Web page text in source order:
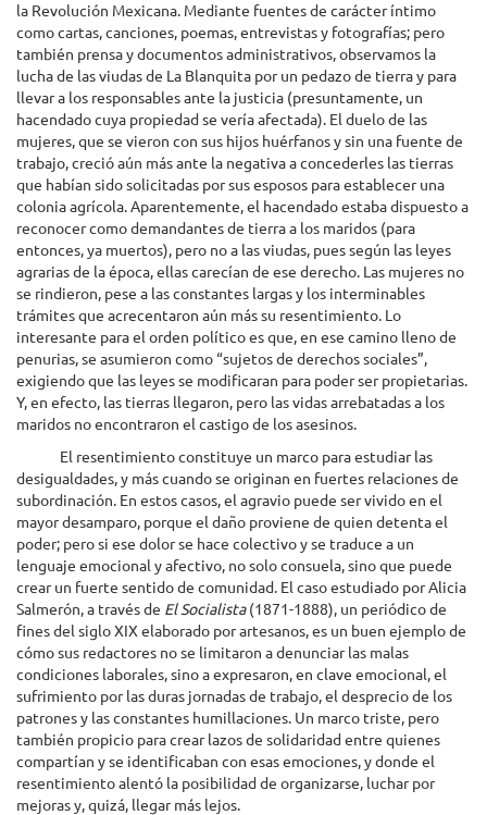
la Revolución Mexicana. Mediante fuentes de carácter íntimo
como cartas, canciones, poemas, entrevistas y fotografías; pero
también prensa y documentos administrativos, observamos la
lucha de las viudas de La Blanquita por un pedazo de tierra y para
llevar a los responsables ante la justicia (presuntamente, un
hacendado cuya propiedad se vería afectada). El duelo de las
mujeres, que se vieron con sus hijos huérfanos y sin una fuente de
trabajo, creció aún más ante la negativa a concederles las tierras
que habían sido solicitadas por sus esposos para establecer una
colonia agrícola. Aparentemente, el hacendado estaba dispuesto a
reconocer como demandantes de tierra a los maridos (para
entonces, ya muertos), pero no a las viudas, pues según las leyes
agrarias de la época, ellas carecían de ese derecho. Las mujeres no
se rindieron, pese a las constantes largas y los interminables
trámites que acrecentaron aún más su resentimiento. Lo
interesante para el orden político es que, en ese camino lleno de
penurias, se asumieron como “sujetos de derechos sociales”,
exigiendo que las leyes se modificaran para poder ser propietarias.
Y, en efecto, las tierras llegaron, pero las vidas arrebatadas a los
maridos no encontraron el castigo de los asesinos.
El resentimiento constituye un marco para estudiar las
desigualdades, y más cuando se originan en fuertes relaciones de
subordinación. En estos casos, el agravio puede ser vivido en el
mayor desamparo, porque el daño proviene de quien detenta el
poder; pero si ese dolor se hace colectivo y se traduce a un
lenguaje emocional y afectivo, no solo consuela, sino que puede
crear un fuerte sentido de comunidad. El caso estudiado por Alicia
Salmerón, a través de El Socialista(1871-1888), un periódico de
fines del siglo XIX elaborado por artesanos, es un buen ejemplo de
cómo sus redactores no se limitaron a denunciar las malas
condiciones laborales, sino a expresaron, en clave emocional, el
sufrimiento por las duras jornadas de trabajo, el desprecio de los
patrones y las constantes humillaciones. Un marco triste, pero
también propicio para crear lazos de solidaridad entre quienes
compartían y se identificaban con esas emociones, y donde el
resentimiento alentó la posibilidad de organizarse, luchar por
mejoras y, quizá, llegar más lejos.